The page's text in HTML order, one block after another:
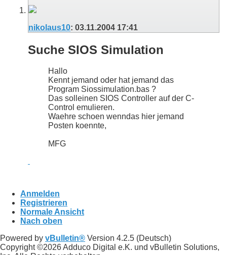
nikolaus10: 03.11.2004 17:41
Suche SIOS Simulation
Hallo
Kennt jemand oder hat jemand das
Program Siossimulation.bas ?
Das solleinen SIOS Controller auf der C-
Control emulieren.
Waehre schoen wenndas hier jemand
Posten koennte,
MFG
Anmelden
Registrieren
Normale Ansicht
Nach oben
Powered by vBulletin® Version 4.2.5 (Deutsch)
Copyright ©2026 Adduco Digital e.K. und vBulletin Solutions,